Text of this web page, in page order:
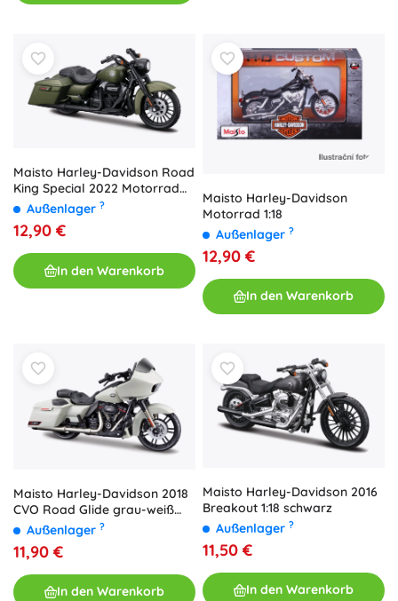
Maisto Harley-Davidson Road
King Special 2022 Motorrad
1:18Außenlager ?
12,90 €
In den Warenkorb
Maisto Harley-Davidson
Motorrad 1:18
Außenlager ?
12,90 €
In den Warenkorb
Maisto Harley-Davidson 2018
CVO Road Glide grau-weiß
1:18Außenlager ?
11,90 €
In den Warenkorb
Maisto Harley-Davidson 2016
Breakout 1:18 schwarz
Außenlager ?
11,50 €
In den Warenkorb